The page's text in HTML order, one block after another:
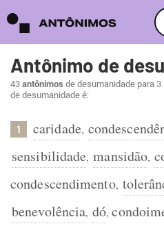
Antônimo de
43 antônimos de desumanidade para
de desumanidade é:
1 caridade,
sensibilidade, mansidão,
condescendimento,
benevolência, dó,